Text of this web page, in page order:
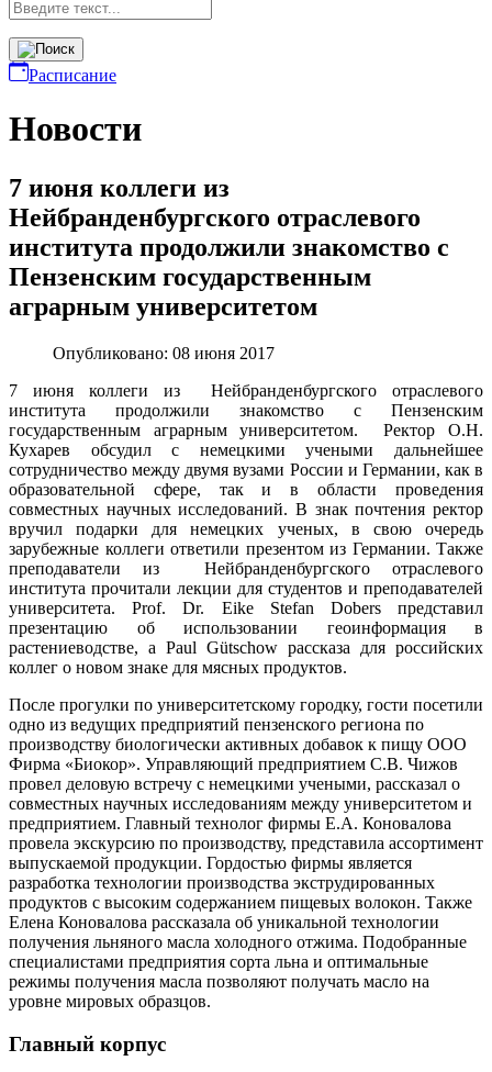
Расписание
Новости
7 июня коллеги из
Нейбранденбургского отраслевого
института продолжили знакомство с
Пензенским государственным
аграрным университетом
Опубликовано: 08 июня 2017
7 июня коллеги из Нейбранденбургского отраслевого
института продолжили знакомство с Пензенским
государственным аграрным университетом. Ректор О.Н.
Кухарев обсудил с немецкими учеными дальнейшее
сотрудничество между двумя вузами России и Германии, как в
образовательной сфере, так и в области проведения
совместных научных исследований. В знак почтения ректор
вручил подарки для немецких ученых, в свою очередь
зарубежные коллеги ответили презентом из Германии. Также
преподаватели из Нейбранденбургского отраслевого
института прочитали лекции для студентов и преподавателей
университета. Prof. Dr. Eike Stefan Dobers представил
презентацию об использовании геоинформация в
растениеводстве, а Paul Gütschow рассказа для российских
коллег о новом знаке для мясных продуктов.
После прогулки по университетскому городку, гости посетили
одно из ведущих предприятий пензенского региона по
производству биологически активных добавок к пищу ООО
Фирма «Биокор». Управляющий предприятием С.В. Чижов
провел деловую встречу с немецкими учеными, рассказал о
совместных научных исследованиям между университетом и
предприятием. Главный технолог фирмы Е.А. Коновалова
провела экскурсию по производству, представила ассортимент
выпускаемой продукции. Гордостью фирмы является
разработка технологии производства экструдированных
продуктов с высоким содержанием пищевых волокон. Также
Елена Коновалова рассказала об уникальной технологии
получения льняного масла холодного отжима. Подобранные
специалистами предприятия сорта льна и оптимальные
режимы получения масла позволяют получать масло на
уровне мировых образцов.
Главный корпус